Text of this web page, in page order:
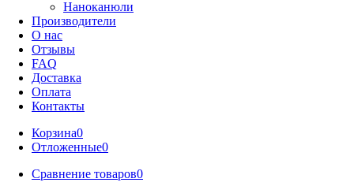
Наноканюли
Производители
О нас
Отзывы
FAQ
Доставка
Оплата
Контакты
Корзина0
Отложенные0
Сравнение товаров0